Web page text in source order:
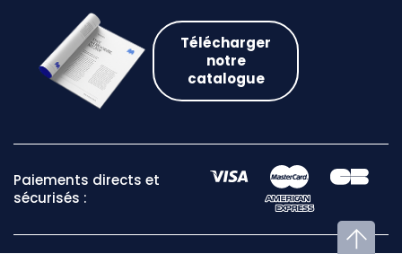
Télécharger
notre
catalogue
Paiements directs et
sécurisés :